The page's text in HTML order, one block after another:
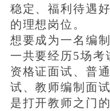
稳定、福利待遇
的理想岗位。
想要成为一名编
一共要经历5场考
资格证面试、普
试、教师编制面
是打开教师之门